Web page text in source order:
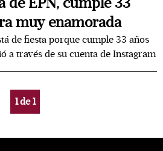
muy enamorada
de fiesta porque cumple 33 años
a través de su cuenta de Instagram
1de1